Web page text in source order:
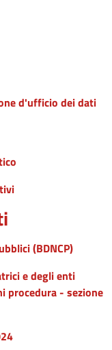
d'ufficio dei dati
(BDNCP)
e degli enti
procedura - sezione